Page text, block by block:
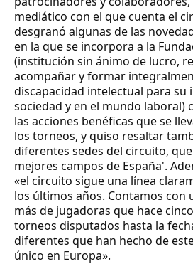
mediático con el que cuenta el
desgranó algunas de las
en la que se incorpora a la
(institución sin ánimo de lucro,
acompañar y formar
discapacidad intelectual para su
sociedad y en el mundo laboral)
las acciones benéficas que se
los torneos, y quiso resaltar
diferentes sedes del circuito,
mejores campos de España'.
«el circuito sigue una línea
los últimos años. Contamos con
más de jugadoras que hace
torneos disputados hasta la
diferentes que han hecho de
único en Europa».